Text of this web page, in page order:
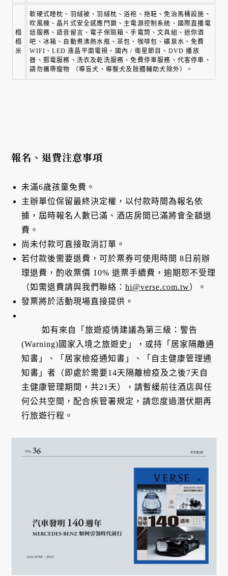
榻
榻
米
軟硬式睡枕、羽絨被、羽絨枕、浴袍、拖鞋、免治馬桶設施、
吹風機、晶片式安全感應門鎖、主電源控制系統、國際直播電
話服務、語音留言、電子保險箱、手電筒、文具組、迷你酒
吧、冰箱、自動煮沸熱水瓶、茶包、咖啡包、礦泉水、免費
WIFI、LED 液晶平面電視、國內 / 衛星節目、DVD 播放
器、郵電服務、洗衣及乾洗服務、免費停車服務、代客停車、
請勿攜帶寵物 （導盲犬、導聾犬及肢體輔助犬除外）。
報名、退費注意事項
未滿6歲孩童免費。
主辦單位保留最終決定權，以付款時間為報名依
據，屆時報名人數已滿、酒店房間已滿將會全額退
費。
尚未付款可直接取消訂單。
若付款後需要退費，可於票券可使用時間 8日前辦
理退費，酌收票價 10% 退票手續費，逾期恕不受理
（如需退費請與我們聯絡：hi@verse.com.tw）。
發票將於活動現場直接提供。
如有來自「旅遊疫情建議為第三級：警告
(Warning)國家入境之旅遊史」，或持「居家隔離通
知書」、「居家檢疫通知書」、「自主健康管理通
知書」者（即處於需要14天隔離檢疫及之後7天自
主健康管理期間，共21天），請暫緩前往酒店與任
何公共空間，配合疾管署規定，請您度過潛伏期再
行旅遊行程。